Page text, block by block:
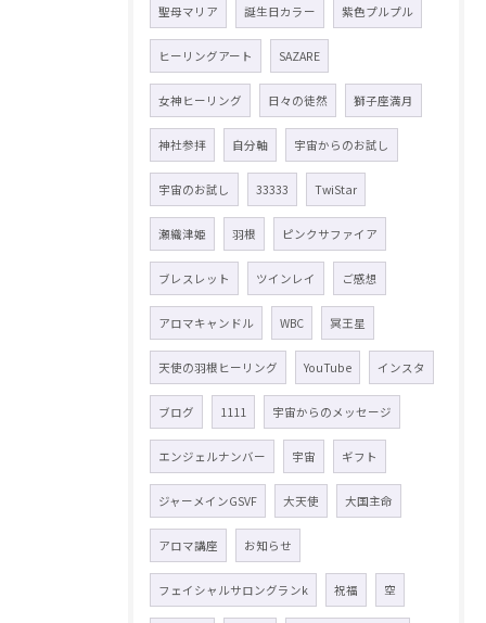
聖母マリア 誕生日カラー 紫色プルプル
ヒーリングアート SAZARE
女神ヒーリング 日々の徒然 獅子座満月
神社参拝 自分軸 宇宙からのお試し
宇宙のお試し 33333 TwiStar
瀬織津姫 羽根 ピンクサファイア
ブレスレット ツインレイ ご感想
アロマキャンドル WBC 冥王星
天使の羽根ヒーリング YouTube インスタ
ブログ 1111 宇宙からのメッセージ
エンジェルナンバー 宇宙 ギフト
ジャーメインGSVF 大天使 大国主命
アロマ講座 お知らせ
フェイシャルサロングランk 祝福 空